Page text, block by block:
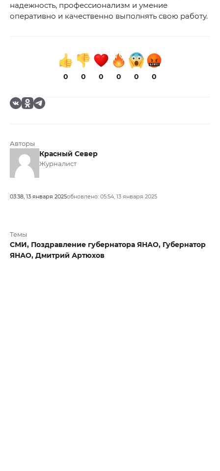
надежность, профессионализм и умение
оперативно и качественно выполнять свою работу.
0 0 0 0 0 0
Авторы
Красный Север
Журналист
03:38, 13 января 2025обновлено: 05:54, 13 января 2025
Темы
СМИ, Поздравление губернатора ЯНАО, Губернатор
ЯНАО, Дмитрий Артюхов